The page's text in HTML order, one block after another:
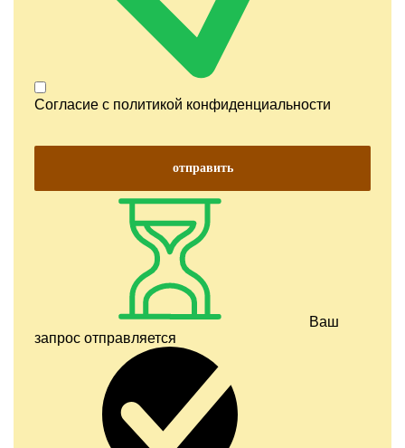
Согласие с политикой конфиденциальности
отправить
Ваш
запрос отправляется